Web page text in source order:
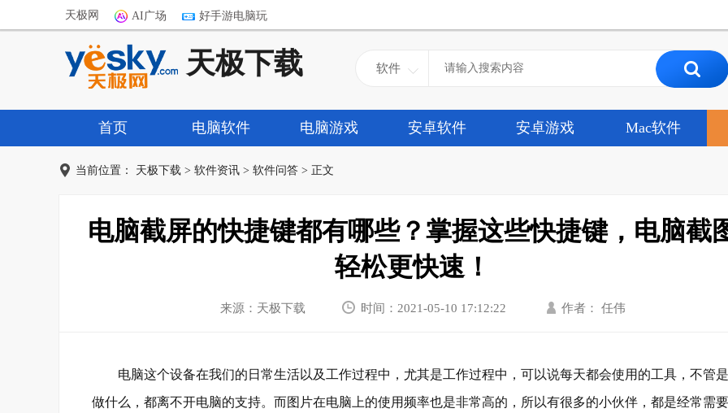
天极网 AI广场 好手游电脑玩
天极下载 软件
首页 电脑软件 电脑游戏 安卓软件 安卓游戏 Mac软件
当前位置： 天极下载 > 软件资讯 > 软件问答 > 正文
电脑截屏的快捷键都有哪些？掌握这些快捷键，电脑截
轻松更快速！
来源：天极下载 时间：2021-05-10 17:12:22 作者： 任伟
电脑这个设备在我们的日常生活以及工作过程中，尤其是工作过程中，可以说每天都会使用的工具，不管是
做什么，都离不开电脑的支持。而图片在电脑上的使用频率也是非常高的，所以有很多的小伙伴，都是经常需要